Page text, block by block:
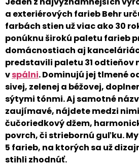
a exteriérových farieb Behr
farbách stien už viac ako 30
ponúknu širokú paletu farieb
domácnostiach aj
predstavili paletu 31 odtieňov
vspálni. Dominujú jej tlmené
sivej, zelenej a béžovej,
sýtymi tónmi. Aj samotné
zaujímavé, nájdete medzi
čučoriedkový džem,
povrch, či striebornú guľku.
5 farieb, na ktorých sa už
stihli zhodnúť.